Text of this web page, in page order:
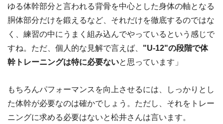
ゆる体幹部分と言われる背骨を中心とした身体の軸となる
胴体部分だけを鍛えるなど、それだけを徹底するのではな
く、練習の中にうまく組み込んでやっているという感じで
すね。ただ、個人的な見解で言えば、 "U-12"の段階で体
幹トレーニングは特に必要ないと思っています」
もちろんパフォーマンスを向上させるには、しっかりとし
た体幹が必要なのは確かでしょう。ただし、それをトレー
ニングに求める必要はないと松井さんは言います。